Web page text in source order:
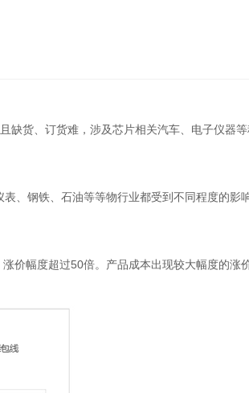
货、订货难，涉及芯片相关汽车、电子仪器
、钢铁、石油等等物行业都受到不同程度的影
涨价幅度超过50倍。产品成本出现较大幅度的涨